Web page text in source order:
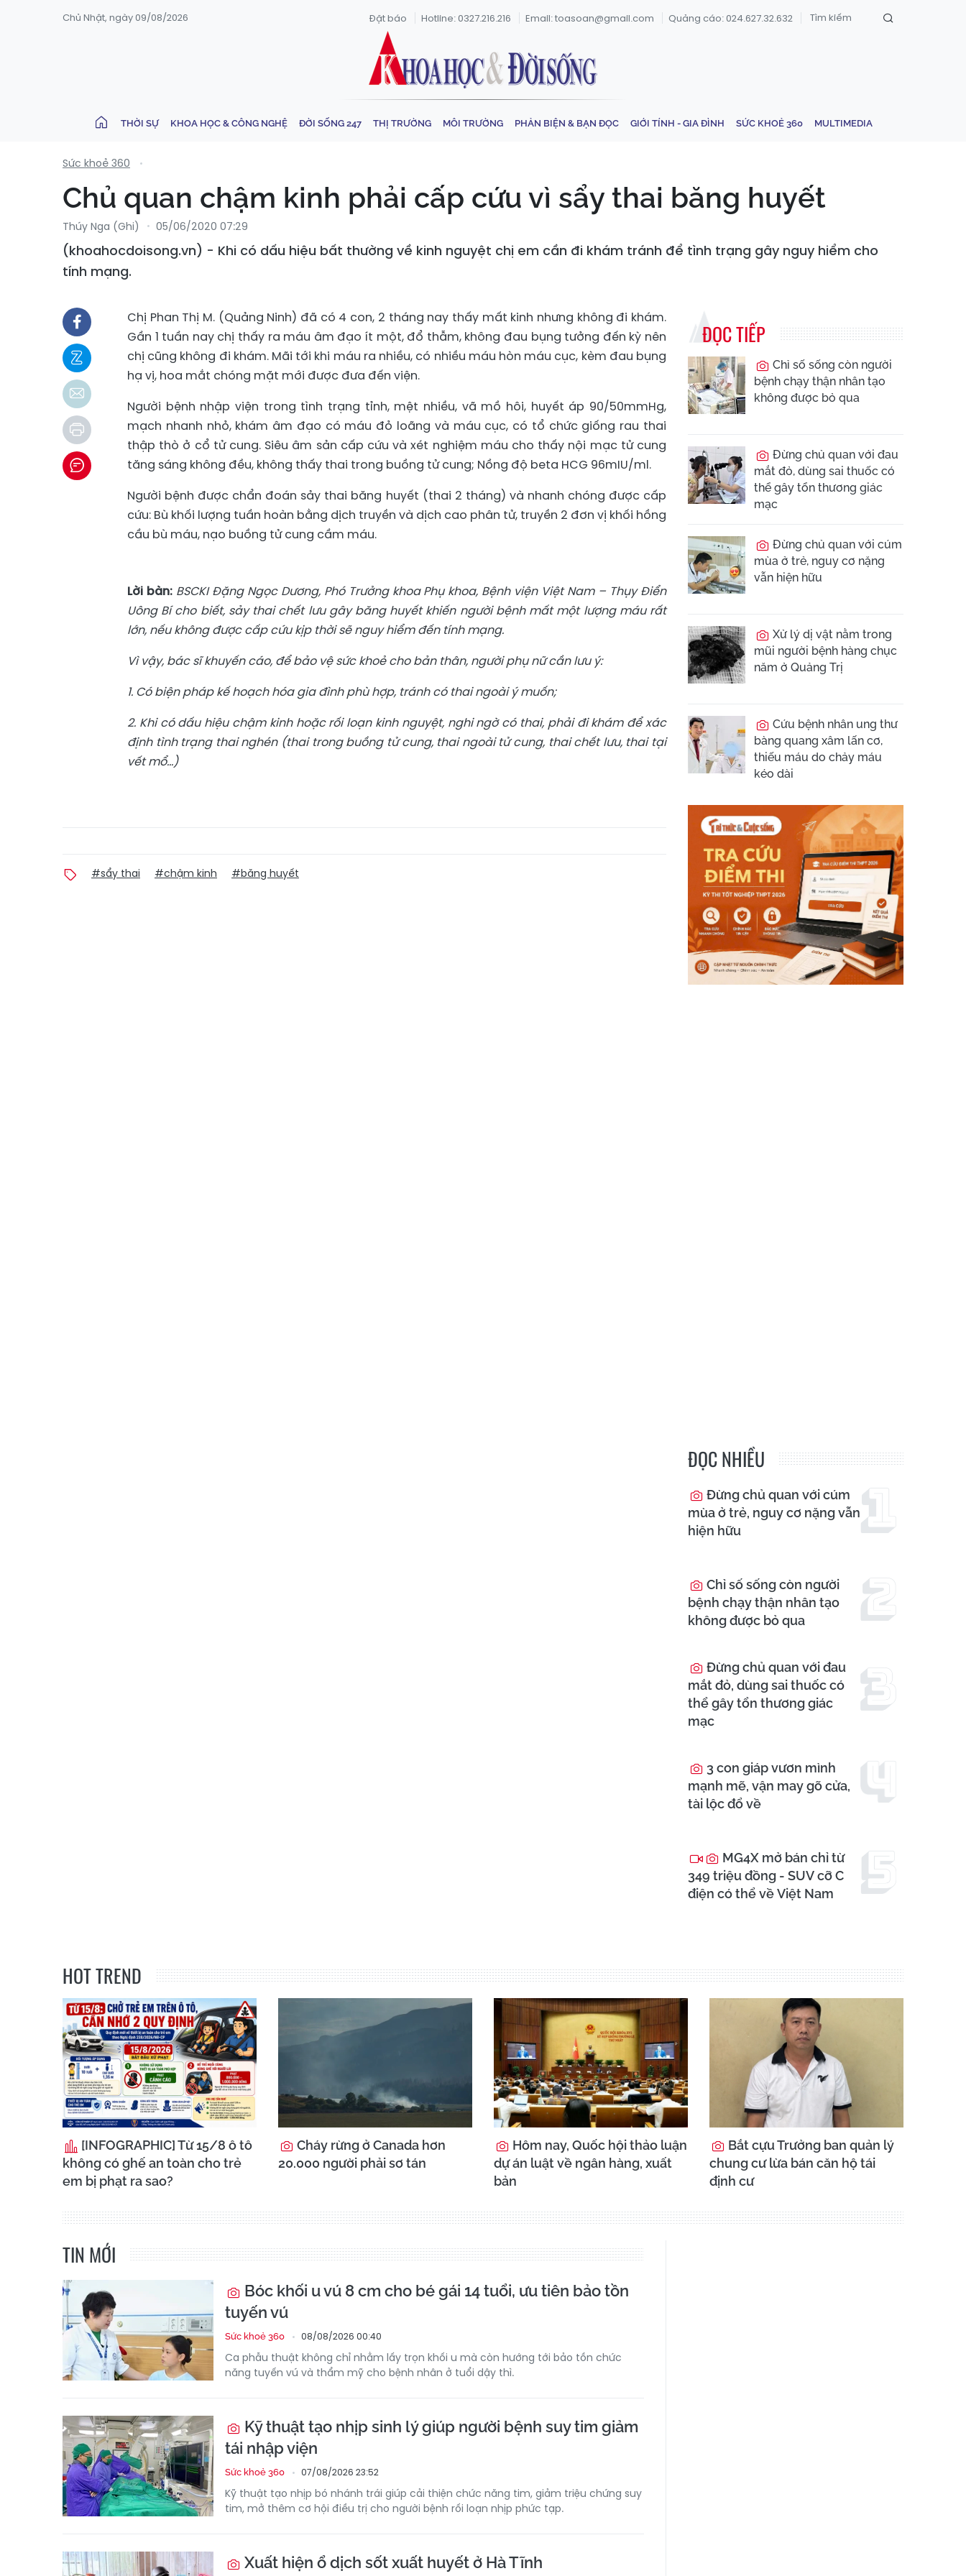
Chủ Nhật, ngày 09/08/2026 Đặt báo Hotline: 0327.216.216 Email: toasoan@gmail.com Quảng cáo: 024.627.32.632
THỜI SỰ KHOA HỌC & CÔNG NGHỆ ĐỜI SỐNG 247 THỊ TRƯỜNG MÔI TRƯỜNG PHẢN BIỆN & BẠN ĐỌC GIỚI TÍNH - GIA ĐÌNH SỨC KHOẺ 360 MULTIMEDIA
Sức khoẻ 360
Chủ quan chậm kinh phải cấp cứu vì sẩy thai băng huyết
Thúy Nga (ghi) 05/06/2020 07:29
(khoahocdoisong.vn) - Khi có dấu hiệu bất thường về kinh nguyệt chị em cần đi khám tránh để tình trạng gây nguy hiểm cho
tính mạng.
Chị Phan Thị M. (Quảng Ninh) đã có 4 con, 2 tháng nay thấy mất kinh nhưng không đi khám.
Gần 1 tuần nay chị thấy ra máu âm đạo ít một, đổ thẫm, không đau bụng tưởng đến kỳ nên
chị cũng không đi khám. Mãi tới khi máu ra nhiều, có nhiều máu hòn máu cục, kèm đau bụng
hạ vị, hoa mắt chóng mặt mới được đưa đến viện.
Người bệnh nhập viện trong tình trạng tỉnh, mệt nhiều, vã mồ hôi, huyết áp 90/50mmHg,
mạch nhanh nhỏ, khám âm đạo có máu đỏ loãng và máu cục, có tổ chức giống rau thai
thập thò ở cổ tử cung. Siêu âm sản cấp cứu và xét nghiệm máu cho thấy nội mạc tử cung
tăng sáng không đều, không thấy thai trong buồng tử cung; Nồng độ beta HCG 96mIU/ml.
Người bệnh được chẩn đoán sảy thai băng huyết (thai 2 tháng) và nhanh chóng được cấp
cứu: Bù khối lượng tuần hoàn bằng dịch truyền và dịch cao phân tử, truyền 2 đơn vị khối hồng
cầu bù máu, nạo buồng tử cung cầm máu.
Lời bàn: BSCKI Đặng Ngọc Dương, Phó Trưởng khoa Phụ khoa, Bệnh viện Việt Nam – Thụy Điển
Uông Bí cho biết, sảy thai chết lưu gây băng huyết khiến người bệnh mất một lượng máu rất
lớn, nếu không được cấp cứu kịp thời sẽ nguy hiểm đến tính mạng.
Vì vậy, bác sĩ khuyến cáo, để bảo vệ sức khoẻ cho bản thân, người phụ nữ cần lưu ý:
1. Có biện pháp kế hoạch hóa gia đình phù hợp, tránh có thai ngoài ý muốn;
2. Khi có dấu hiệu chậm kinh hoặc rối loạn kinh nguyệt, nghi ngờ có thai, phải đi khám để xác
định tình trạng thai nghén (thai trong buồng tử cung, thai ngoài tử cung, thai chết lưu, thai tại
vết mổ...)
#sẩy thai #chậm kinh #băng huyết
ĐỌC TIẾP
Chỉ số sống còn người
bệnh chạy thận nhân tạo
không được bỏ qua
Đừng chủ quan với đau
mắt đỏ, dùng sai thuốc có
thể gây tổn thương giác
mạc
Đừng chủ quan với cúm
mùa ở trẻ, nguy cơ nặng
vẫn hiện hữu
Xử lý dị vật nằm trong
mũi người bệnh hàng chục
năm ở Quảng Trị
Cứu bệnh nhân ung thư
bàng quang xâm lấn cơ,
thiếu máu do chảy máu
kéo dài
ĐỌC NHIỀU
Đừng chủ quan với cúm
mùa ở trẻ, nguy cơ nặng vẫn
hiện hữu
Chỉ số sống còn người
bệnh chạy thận nhân tạo
không được bỏ qua
Đừng chủ quan với đau
mắt đỏ, dùng sai thuốc có
thể gây tổn thương giác
mạc
3 con giáp vươn mình
mạnh mẽ, vận may gõ cửa,
tài lộc đổ về
MG4X mở bán chỉ từ
349 triệu đồng - SUV cỡ C
điện có thể về Việt Nam
HOT TREND
[INFOGRAPHIC] Từ 15/8 ô tô
không có ghế an toàn cho trẻ
em bị phạt ra sao?
Cháy rừng ở Canada hơn
20.000 người phải sơ tán
Hôm nay, Quốc hội thảo luận
dự án luật về ngân hàng, xuất
bản
Bắt cựu Trưởng ban quản lý
chung cư lừa bán căn hộ tái
định cư
TIN MỚI
Bóc khối u vú 8 cm cho bé gái 14 tuổi, ưu tiên bảo tồn
tuyến vú
Sức khoẻ 360 08/08/2026 00:40
Ca phẫu thuật không chỉ nhằm lấy trọn khối u mà còn hướng tới bảo tồn chức
năng tuyến vú và thẩm mỹ cho bệnh nhân ở tuổi dậy thì.
Kỹ thuật tạo nhịp sinh lý giúp người bệnh suy tim giảm
tái nhập viện
Sức khoẻ 360 07/08/2026 23:52
Kỹ thuật tạo nhịp bó nhánh trái giúp cải thiện chức năng tim, giảm triệu chứng suy
tim, mở thêm cơ hội điều trị cho người bệnh rối loạn nhịp phức tạp.
Xuất hiện ổ dịch sốt xuất huyết ở Hà Tĩnh